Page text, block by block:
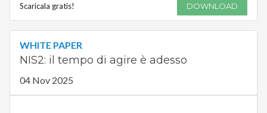
Scaricala gratis! DOWNLOAD
WHITE PAPER
NIS2: il tempo di agire è adesso
04 Nov 2025